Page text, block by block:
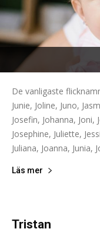
De vanligaste
Junie, Joline, Juno,
Josefin, Johanna, Joni,
Josephine, Juliette,
Juliana, Joanna, Junia,
Läs mer
Tristan